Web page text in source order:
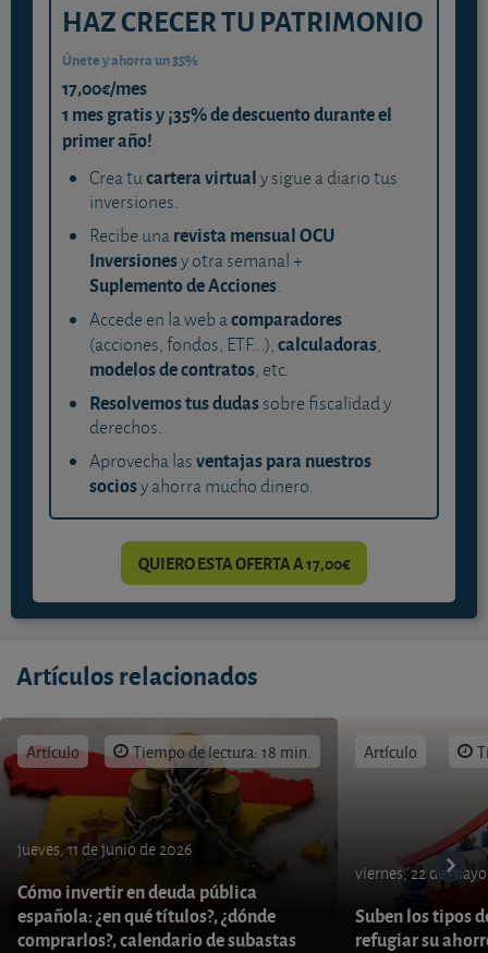
HAZ CRECER TU PATRIMONIO
Únete y ahorra un 35%
17,00€/mes
1 mes gratis y ¡35% de descuento durante el
primer año!
Crea tucartera virtualy sigue a diario tus
inversiones.
Recibe unarevista mensual OCU
Inversionesy otra semanal +
Suplemento de Acciones.
Accede en la web acomparadores
(acciones, fondos, ETF...),calculadoras,
modelos de contratos, etc.
Resolvemos tus dudassobre fiscalidad y
derechos.
Aprovecha lasventajas para nuestros
sociosy ahorra mucho dinero.
QUIERO ESTA OFERTA A 17,00€
Artículos relacionados
Artículo Tiempo de lectura: 18 min.
jueves, 11 de junio de 2026
Cómo invertir en deuda pública
española: ¿en qué títulos?, ¿dónde
comprarlos?, calendario de subastas
Artículo
viernes, 22 de
Suben los tipos
refugiar su